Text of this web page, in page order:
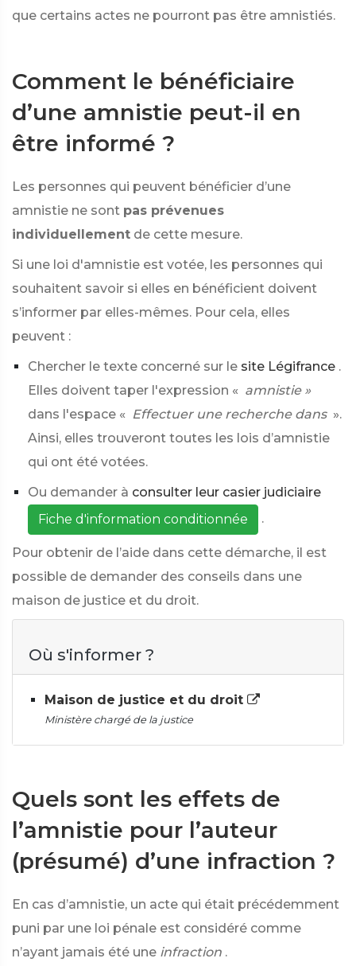
que certains actes ne pourront pas être amnistiés.
Comment le bénéficiaire
d’une amnistie peut-il en
être informé ?
Les personnes qui peuvent bénéficier d’une
amnistie ne sont pas prévenues
individuellement de cette mesure.
Si une loi d'amnistie est votée, les personnes qui
souhaitent savoir si elles en bénéficient doivent
s’informer par elles-mêmes. Pour cela, elles
peuvent :
Chercher le texte concerné sur le site Légifrance .
Elles doivent taper l'expression « amnistie »
dans l'espace « Effectuer une recherche dans ».
Ainsi, elles trouveront toutes les lois d’amnistie
qui ont été votées.
Ou demander à consulter leur casier judiciaire
Fiche d'information conditionnée
.
Pour obtenir de l’aide dans cette démarche, il est
possible de demander des conseils dans une
maison de justice et du droit.
Où s'informer ?
Maison de justice et du droit
Ministère chargé de la justice
Quels sont les effets de
l’amnistie pour l’auteur
(présumé) d’une infraction ?
En cas d’amnistie, un acte qui était précédemment
puni par une loi pénale est considéré comme
n’ayant jamais été une infraction .